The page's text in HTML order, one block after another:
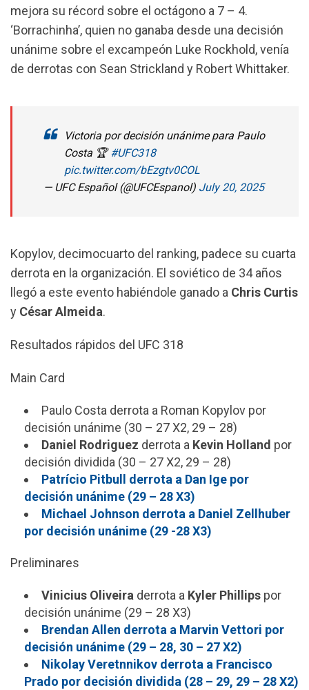
mejora su récord sobre el octágono a 7 – 4.
‘Borrachinha’, quien no ganaba desde una decisión
unánime sobre el excampeón Luke Rockhold, venía
de derrotas con Sean Strickland y Robert Whittaker.
Victoria por decisión unánime para Paulo
Costa 🏆#UFC318
pic.twitter.com/bEzgtv0COL
— UFC Español (@UFCEspanol) July 20, 2025
Kopylov, decimocuarto del ranking, padece su cuarta
derrota en la organización. El soviético de 34 años
llegó a este evento habiéndole ganado a Chris Curtis
y César Almeida.
Resultados rápidos del UFC 318
Main Card
Paulo Costa derrota a Roman Kopylov por
decisión unánime (30 – 27 X2, 29 – 28)
Daniel Rodriguez derrota a Kevin Holland por
decisión dividida (30 – 27 X2, 29 – 28)
Patrício Pitbull derrota a Dan Ige por
decisión unánime (29 – 28 X3)
Michael Johnson derrota a Daniel Zellhuber
por decisión unánime (29 -28 X3)
Preliminares
Vinicius Oliveira derrota a Kyler Phillips por
decisión unánime (29 – 28 X3)
Brendan Allen derrota a Marvin Vettori por
decisión unánime (29 – 28, 30 – 27 X2)
Nikolay Veretnnikov derrota a Francisco
Prado por decisión dividida (28 – 29, 29 – 28 X2)